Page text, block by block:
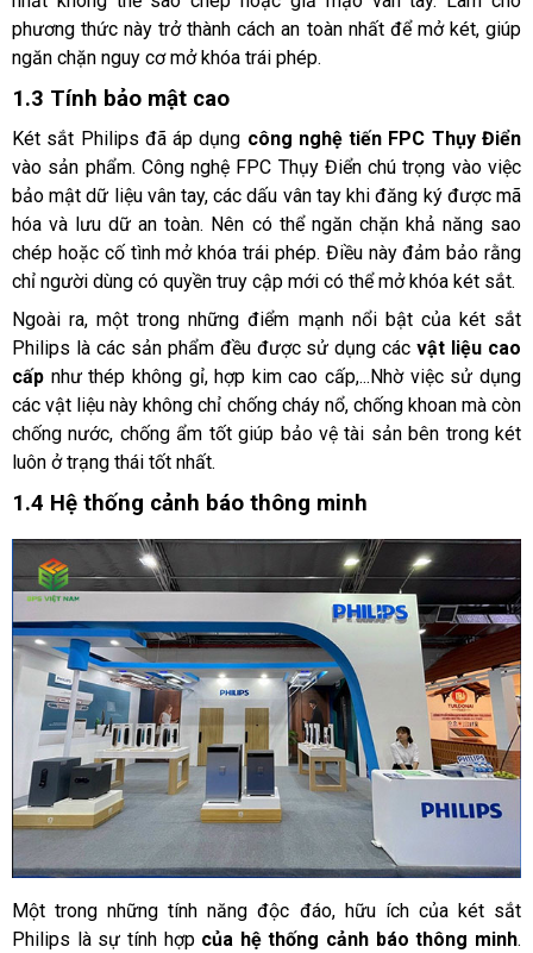
phương thức này trở thành cách an toàn nhất để mở két, giúp
ngăn chặn nguy cơ mở khóa trái phép.
1.3 Tính bảo mật cao
Két sắt Philips đã áp dụng công nghệ tiến FPC Thụy Điển
vào sản phẩm. Công nghệ FPC Thụy Điển chú trọng vào việc
bảo mật dữ liệu vân tay, các dấu vân tay khi đăng ký được mã
hóa và lưu dữ an toàn. Nên có thể ngăn chặn khả năng sao
chép hoặc cố tình mở khóa trái phép. Điều này đảm bảo rằng
chỉ người dùng có quyền truy cập mới có thể mở khóa két sắt.
Ngoài ra, một trong những điểm mạnh nổi bật của két sắt
Philips là các sản phẩm đều được sử dụng các vật liệu cao
cấp như thép không gỉ, hợp kim cao cấp,...Nhờ việc sử dụng
các vật liệu này không chỉ chống cháy nổ, chống khoan mà còn
chống nước, chống ẩm tốt giúp bảo vệ tài sản bên trong két
luôn ở trạng thái tốt nhất.
1.4 Hệ thống cảnh báo thông minh
Một trong những tính năng độc đáo, hữu ích của két sắt
Philips là sự tính hợp của hệ thống cảnh báo thông minh.